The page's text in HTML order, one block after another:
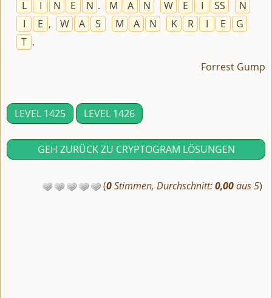
L
I N E N . M A N W E I SS
N
I
E , W A S M A N K R I E
G
T .
Forrest Gump
LEVEL 1425 LEVEL 1426
GEH ZURÜCK ZU CRYPTOGRAM LÖSUNGEN
(0Stimmen, Durchschnitt:0,00aus 5)